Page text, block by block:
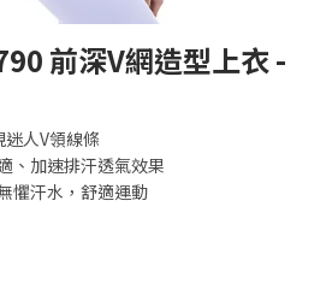
前深V網造型上衣 -
人V領線條
、加速排汗透氣效果
懼汗水，舒適運動